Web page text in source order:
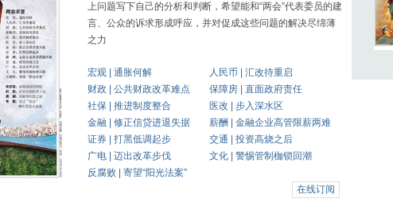
上问题写下自己的分析和判断，希望能和“两会”代表委员的建
言、公众的诉求形成呼应，并对促成这些问题的解决尽绵薄
之力
宏观 | 通胀何解
人民币 | 汇改待重启
财政 | 公共财政改革难点
保障房 | 直面政府责任
社保 | 推进制度整合
医改 | 步入深水区
金融 | 修正信贷进退失据
薪酬 | 金融企业高管限薪两难
证券 | 打黑低调起步
交通 | 投资高烧之后
广电 | 迈出改革步伐
文化 | 警惕管制枷锁回潮
反腐败 | 寄望“阳光法案”
在线订阅